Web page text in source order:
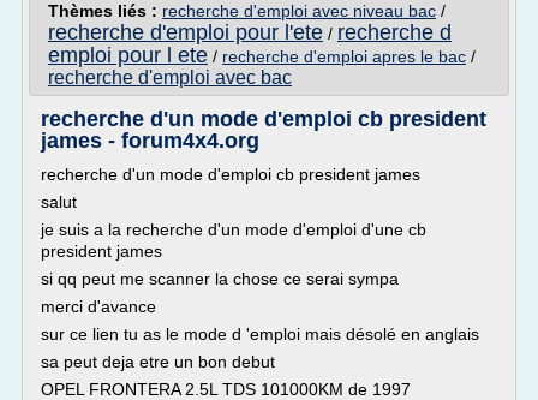
Thèmes liés : recherche d'emploi avec niveau bac /
recherche d'emploi pour l'ete / recherche d
emploi pour l ete / recherche d'emploi apres le bac /
recherche d'emploi avec bac
recherche d'un mode d'emploi cb president
james - forum4x4.org
recherche d'un mode d'emploi cb president james
salut
je suis a la recherche d'un mode d'emploi d'une cb
president james
si qq peut me scanner la chose ce serai sympa
merci d'avance
sur ce lien tu as le mode d 'emploi mais désolé en anglais
sa peut deja etre un bon debut
OPEL FRONTERA 2.5L TDS 101000KM de 1997